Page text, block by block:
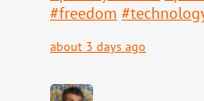
#freedom #
about 3 days ago